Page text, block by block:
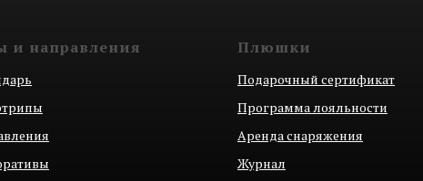
и направления Плюшки
Подарочный сертификат
Программа лояльности
Аренда снаряжения
Журнал